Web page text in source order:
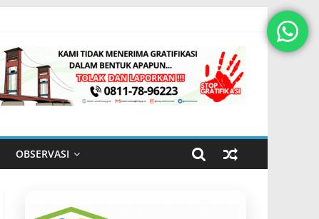
OBSERVASI